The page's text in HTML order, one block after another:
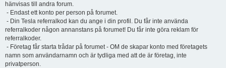
hänvisas till andra forum.
- Endast ett konto per person på forumet.
- Din Tesla referralkod kan du ange i din profil. Du får inte använda
referralkoder någon annanstans på forumet! Du får inte göra reklam för
referralkoder.
- Företag får starta trådar på forumet - OM de skapar konto med företagets
namn som användarnamn och är tydliga med att de är företag, inte
privatperson.